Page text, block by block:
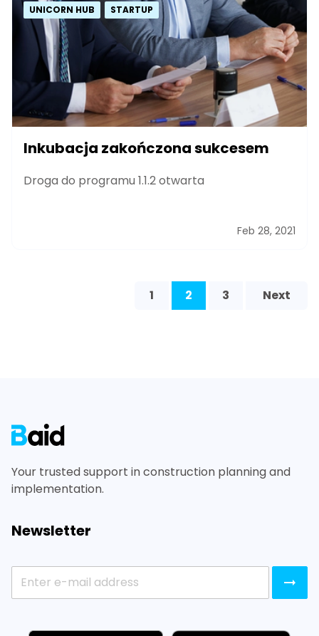
UNICORN HUB STARTUP
Inkubacja zakończona sukcesem
Droga do programu 1.1.2 otwarta
Feb 28, 2021
1 2 3 Next
Your trusted support in construction planning and
implementation.
Newsletter